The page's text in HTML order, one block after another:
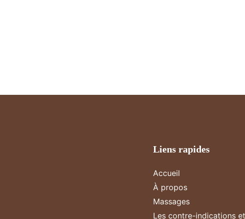
Liens rapides
Accueil
À propos
Massages
Les contre-indications et